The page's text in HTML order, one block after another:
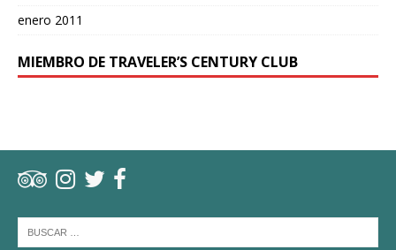
enero 2011
MIEMBRO DE TRAVELER’S CENTURY CLUB